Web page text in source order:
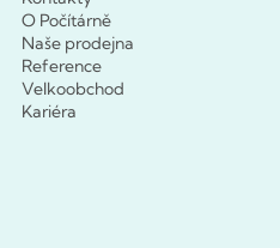
O Počítárně
Naše prodejna
Reference
Velkoobchod
Kariéra